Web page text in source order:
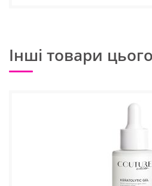
Інші товари